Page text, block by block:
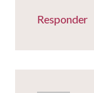
Responder